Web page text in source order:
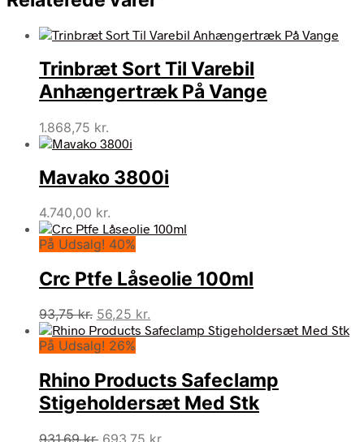
Trinbræt Sort Til Varebil
Anhængertræk På Vange
1.868,75 kr.
Mavako 3800i
4.740,00 kr.
På Udsalg! 40%
Crc Ptfe Låseolie 100ml
93,75kr. Den
oprindelige
pris
93,75 kr..
56,25 kr.
aktuelle
56,25 kr..
På Udsalg! 26%
Rhino Products Safeclamp
Stigeholdersæt Med Stk
931,69kr. Den
693,75 kr.